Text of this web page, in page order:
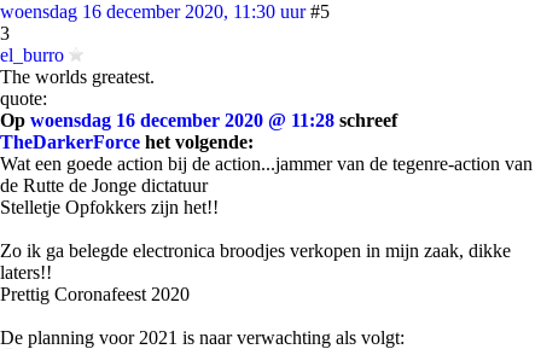
woensdag 16 december 2020, 11:30 uur #5
3
el_burro
The worlds greatest.
quote:
Op woensdag 16 december 2020 @ 11:28 schreef
TheDarkerForce het volgende:
Wat een goede action bij de action...jammer van de tegenre-action van
de Rutte de Jonge dictatuur
Stelletje Opfokkers zijn het!!
Zo ik ga belegde electronica broodjes verkopen in mijn zaak, dikke
laters!!
Prettig Coronafeest 2020
De planning voor 2021 is naar verwachting als volgt: